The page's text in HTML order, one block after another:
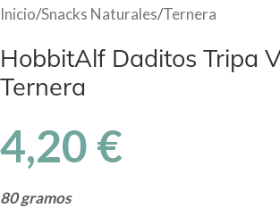
Inicio/Snacks Naturales/Ternera
HobbitAlf Daditos Tripa
Ternera
4,20 €
80 gramos